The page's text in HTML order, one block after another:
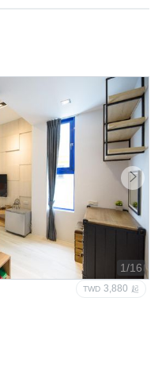
1/16
TWD 3,880 起